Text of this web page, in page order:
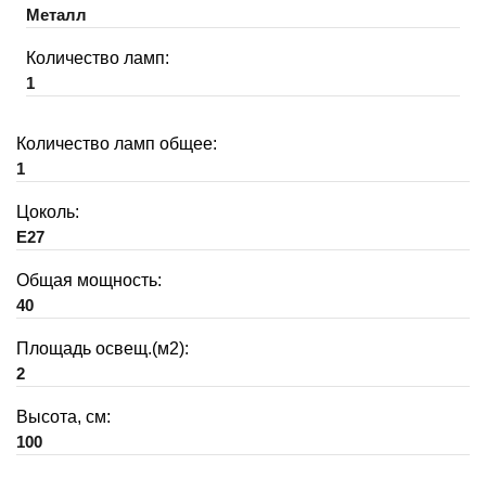
Металл
Количество ламп:
1
Количество ламп общее:
1
Цоколь:
E27
Общая мощность:
40
Площадь освещ.(м2):
2
Высота, см:
100